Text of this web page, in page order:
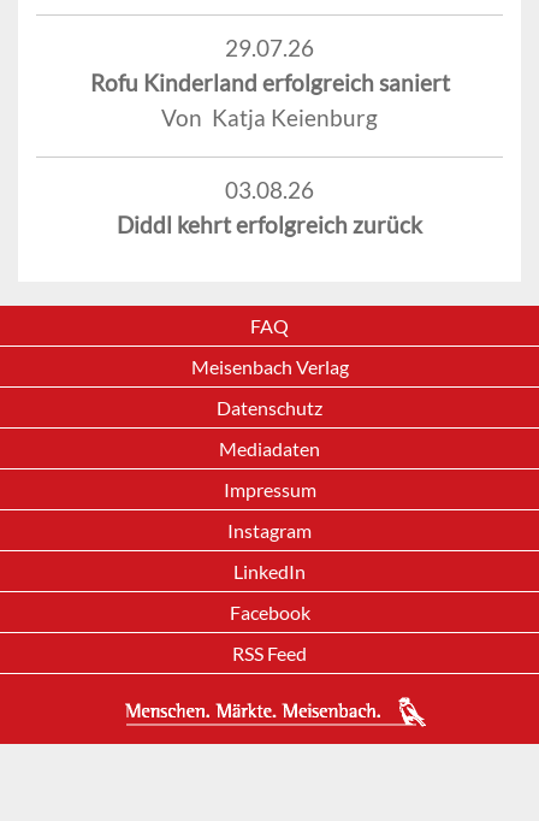
29.07.26
Rofu Kinderland erfolgreich saniert
Von Katja Keienburg
03.08.26
Diddl kehrt erfolgreich zurück
FAQ
Meisenbach Verlag
Datenschutz
Mediadaten
Impressum
Instagram
LinkedIn
Facebook
RSS Feed